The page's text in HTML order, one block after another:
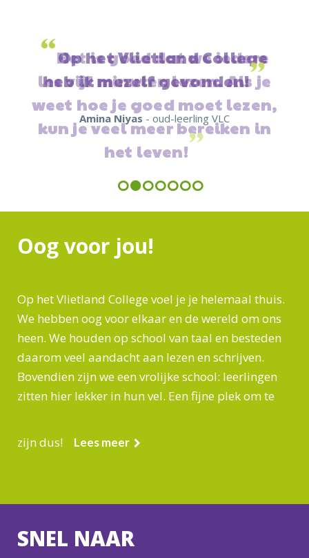
“Op het Vlietland College
heb ik mezelf gevonden!”
Amina Niyas - oud-leerling VLC
PreviousNext
Oog voor jou!
Op het Vlietland College voel je je helemaal thuis.
We hebben oog voor elkaar en de wereld om ons
heen. We houden op school van taal en besteden
daarom veel aandacht aan lezen en schrijven.
Bovendien zijn we een vrolijke school: leerlingen
zitten hier lekker in hun vel. Een fijne plek om te
zijn dus! Lees meer
SNEL NAAR